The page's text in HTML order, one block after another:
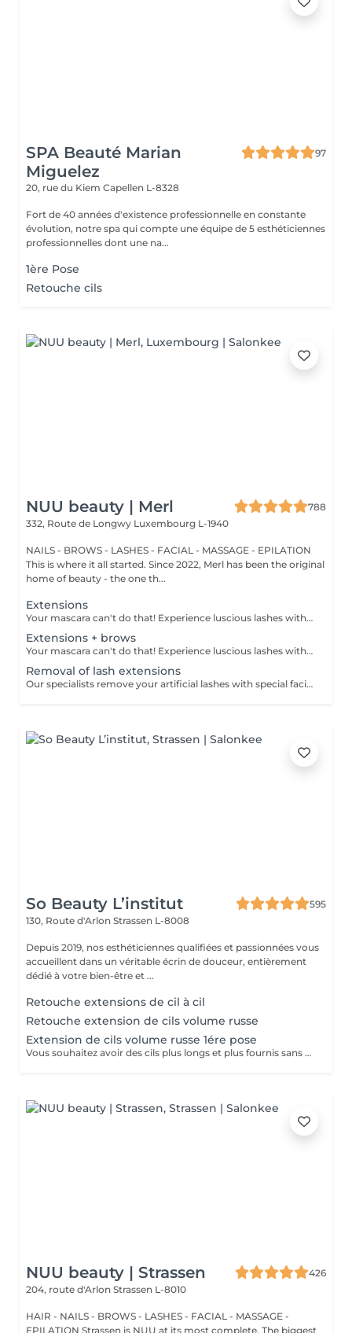
SPA Beauté Marian
Miguelez
97
20, rue du Kiem Capellen L-8328
Fort de 40 années d'existence professionnelle en constante
évolution, notre spa qui compte une équipe de 5 esthéticiennes
professionnelles dont une na...
1ère Pose
Retouche cils
NUU beauty | Merl
788
332, Route de Longwy Luxembourg L-1940
NAILS - BROWS - LASHES - FACIAL - MASSAGE - EPILATION
This is where it all started. Since 2022, Merl has been the original
home of beauty - the one th...
Extensions
Your mascara can't do that! Experience luscious lashes with our professional lash extensions. Each artificial lash is expertly applied to your natural lashes, creating a fuller, longer, and darker look. Volume options: choose from 1D to 5D for the perfect fullness. Personalised choices: discuss your preferences for curves and colours with our expert. What to expect: - eye area is cleaned - tape and patches protect the skin - extensions are applied to your natural lashes - lashes are dried for a secure hold - tape and patches are removed Post-care: avoid wetting lashes for 24 hours. Frequency: schedule every 3-4 weeks.
Extensions + brows
Your mascara can't do that! Experience luscious lashes with our professional lash extensions. Each artificial lash is expertly applied to your natural lashes, creating a fuller, longer, and darker look. Volume options: choose from 1D to 5D for the perfect fullness. Personalised choices: discuss your preferences for curves and colours with our expert. Comfort focused: extensions are applied one eye at a time, with breaks as needed during the 2-hour process. What to expect: - eye area is cleaned - tape and patches protect the skin - extensions are applied to your natural lashes - lashes are dried for a secure hold - tape and patches are removed Post-care: avoid wetting lashes for 24 hours. Frequency: schedule every 3-4 weeks.
Removal of lash extensions
Our specialists remove your artificial lashes with special facilities. If the lashes were done in our beauty space - on your next visit for lash extensions removal will be for free.
So Beauty L’institut
595
130, Route d'Arlon Strassen L-8008
Depuis 2019, nos esthéticiennes qualifiées et passionnées vous
accueillent dans un véritable écrin de douceur, entièrement
dédié à votre bien-être et ...
Retouche extensions de cil à cil
Retouche extension de cils volume russe
Extension de cils volume russe 1ére pose
Vous souhaitez avoir des cils plus longs et plus fournis sans avoir à vous maquiller tous les jours? Alors les extensions sont la réponse à vos envies! Le volume russe c'est la pose de petits bouquets de cils très légers et fait manuellement pour gagner en volume et en densité. Nous adaptons la pose en fonction de vos yeux et de vos souhaits. Résultat naturel ou plus sophistiqué? Tout est possible, et nos lashartist sauront vous conseiller sur ce qui est le plus adapté pour vous!
NUU beauty | Strassen
426
204, route d'Arlon Strassen L-8010
HAIR - NAILS - BROWS - LASHES - FACIAL - MASSAGE -
EPILATION Strassen is NUU at its most complete. The biggest